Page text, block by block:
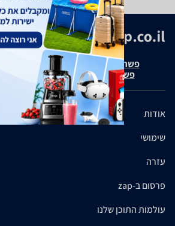
פשרה בת"צ אבנצ'יק נ' זאפ גרופ (ת"צ 23008-08-20)
פשרה בת"צ כהנים נ' זאפ גרופ (ת"צ 60371-12-19)
אודות
שימושי
עזרה
פרסום ב-zap
עולמות התוכן שלנו